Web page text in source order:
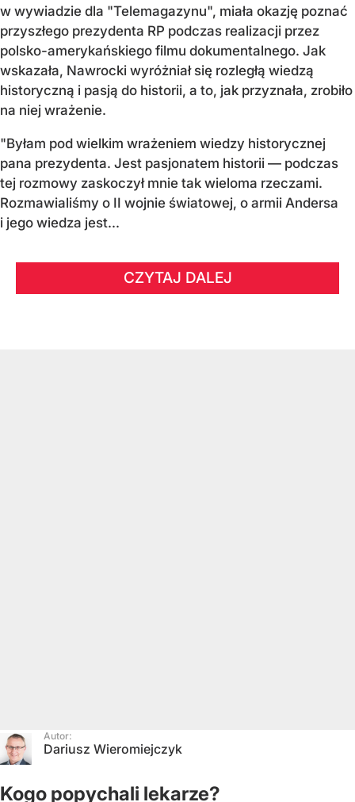
w wywiadzie dla "Telemagazynu", miała okazję poznać
przyszłego prezydenta RP podczas realizacji przez
polsko-amerykańskiego filmu dokumentalnego. Jak
wskazała, Nawrocki wyróżniał się rozległą wiedzą
historyczną i pasją do historii, a to, jak przyznała, zrobiło
na niej wrażenie.
"Byłam pod wielkim wrażeniem wiedzy historycznej
pana prezydenta. Jest pasjonatem historii — podczas
tej rozmowy zaskoczył mnie tak wieloma rzeczami.
Rozmawialiśmy o II wojnie światowej, o armii Andersa
i jego wiedza jest...
CZYTAJ DALEJ
Autor:
Dariusz Wieromiejczyk
Kogo popychali lekarze?